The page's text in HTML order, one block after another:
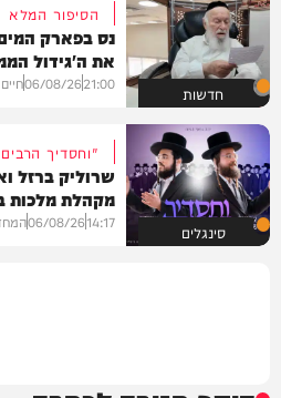
חדשות
הסיפור המלא
נס בפארק
את ה'גידול
21:00
06/08/26
סינגלים
"וחסדיך
שרוליק ברזל
מקהלת מלכות
14:17
06/08/26